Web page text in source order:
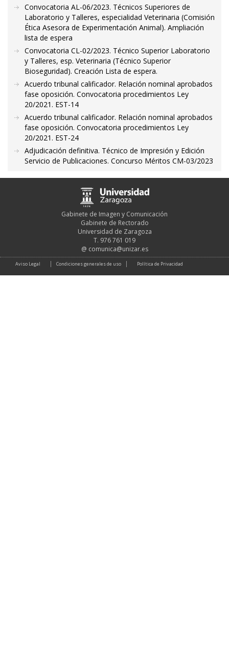
Convocatoria AL-06/2023. Técnicos Superiores de
Laboratorio y Talleres, especialidad Veterinaria (Comisión
Ética Asesora de Experimentación Animal). Ampliación
lista de espera
Convocatoria CL-02/2023. Técnico Superior Laboratorio
y Talleres, esp. Veterinaria (Técnico Superior
Bioseguridad). Creación Lista de espera.
Acuerdo tribunal calificador. Relación nominal aprobados
fase oposición. Convocatoria procedimientos Ley
20/2021. EST-14
Acuerdo tribunal calificador. Relación nominal aprobados
fase oposición. Convocatoria procedimientos Ley
20/2021. EST-24
Adjudicación definitiva. Técnico de Impresión y Edición
Servicio de Publicaciones. Concurso Méritos CM-03/2023
Gabinete de Imagen y Comunicación
Gabinete de Rectorado
Universidad de Zaragoza
T. 976 761 019
@ comunica@unizar.es
Aviso Legal Condiciones generales de uso Política de Privacidad